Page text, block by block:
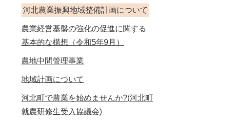
河北農業振興地域整備計画について
農業経営基盤の強化の促進に関する
基本的な構想（令和5年9月）
農地中間管理事業
地域計画について
河北町で農業を始めませんか?(河北町
就農研修生受入協議会)